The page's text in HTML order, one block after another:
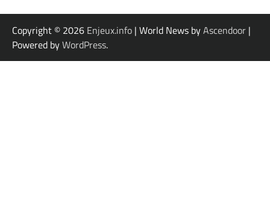
Copyright © 2026 Enjeux.info | World News byAscendoor |
Powered byWordPress.